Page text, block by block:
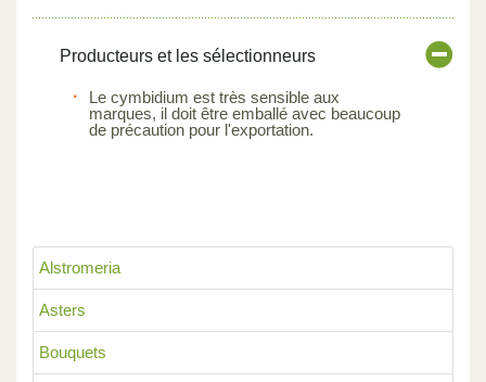
Alstromeria
Asters
Bouquets
Producteurs et les sélectionneurs
Le cymbidium est très sensible aux
marques, il doit être emballé avec beaucoup
de précaution pour l'exportation.